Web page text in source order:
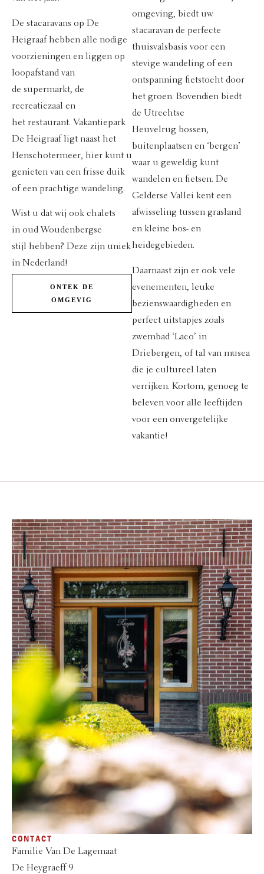
De stacaravans op De
Heigraaf hebben alle nodige
voorzieningen en liggen op
loopafstand van
de supermarkt, de
recreatiezaal en
het restaurant. Vakantiepark
De Heigraaf ligt naast het
Henschotermeer, hier kunt u
genieten van een frisse duik
of een prachtige wandeling.
Wist u dat wij ook chalets
in oud Woudenbergse
stijl hebben? Deze zijn uniek
in Nederland!
ONTEK DE
OMGEVIG
omgeving, biedt uw
stacaravan de perfecte
thuisvalsbasis voor een
stevige wandeling of een
ontspanning fietstocht door
het groen. Bovendien biedt
de Utrechtse
Heuvelrug bossen,
buitenplaatsen en ‘bergen’
waar u geweldig kunt
wandelen en fietsen. De
Gelderse Vallei kent een
afwisseling tussen grasland
en kleine bos- en
heidegebieden.
Daarnaast zijn er ook vele
evenementen, leuke
bezienswaardigheden en
perfect uitstapjes zoals
zwembad ‘Laco’ in
Driebergen, of tal van musea
die je cultureel laten
verrijken. Kortom, genoeg te
beleven voor alle leeftijden
voor een onvergetelijke
vakantie!
CONTACT
Familie Van De Lagemaat
De Heygraeff 9